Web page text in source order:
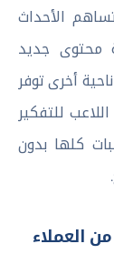
الأحداث
محتوى جديد
أخرى توفر
للتفكير
كلها بدون
العملاء